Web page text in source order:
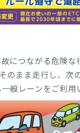
につながる危険
のまま走行し、
般レーンをご利用